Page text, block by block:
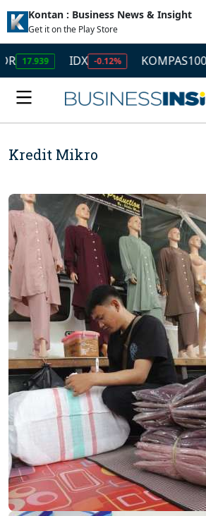
Kontan : Business News & Insight
Get it on the Play Store
IDX -0.12% KOMPAS100 -0.28%
Kredit Mikro